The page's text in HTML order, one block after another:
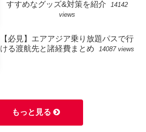
すすめなグッズ&対策を紹介
14142
views
【必見】エアアジア乗り放題パスで行
ける渡航先と諸経費まとめ
14087 views
もっと見る